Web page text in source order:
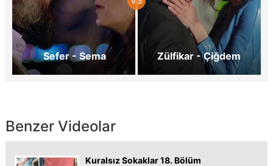
Sefer - Sema Zülfikar - Çiğdem
Benzer Videolar
Kuralsız Sokaklar 18. Bölüm